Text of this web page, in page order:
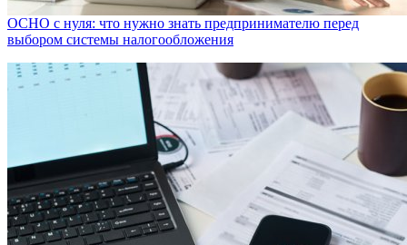
ОСНО с нуля: что нужно знать предпринимателю перед
выбором системы налогообложения